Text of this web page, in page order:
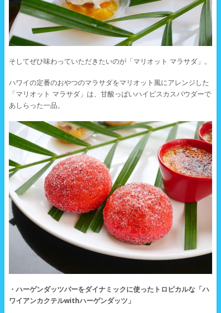
そしてぜひ味わっていただきたいのが「マリオット マラサダ」。
ハワイの定番のおやつのマラサダをマリオット風にアレンジした
「マリオット マラサダ」は、甘酸っぱいハイビスカスパウダーで
あしらった一品。
・ハーゲンダッツバーをダイナミックに使ったトロピカルな「ハ
ワイアンカクテルwithハーゲンダッツ」